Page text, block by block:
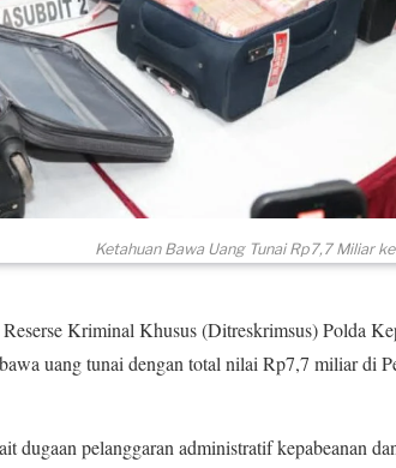
Ketahuan Bawa Uang Tunai Rp7,7 Miliar
Kriminal Khusus (Ditreskrimsus) Polda
uang tunai dengan total nilai Rp7,7 miliar di
dugaan pelanggaran administratif kepabeanan